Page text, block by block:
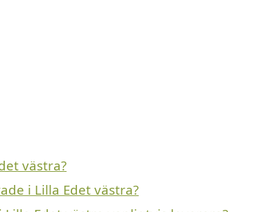
västra?
i Lilla Edet västra?